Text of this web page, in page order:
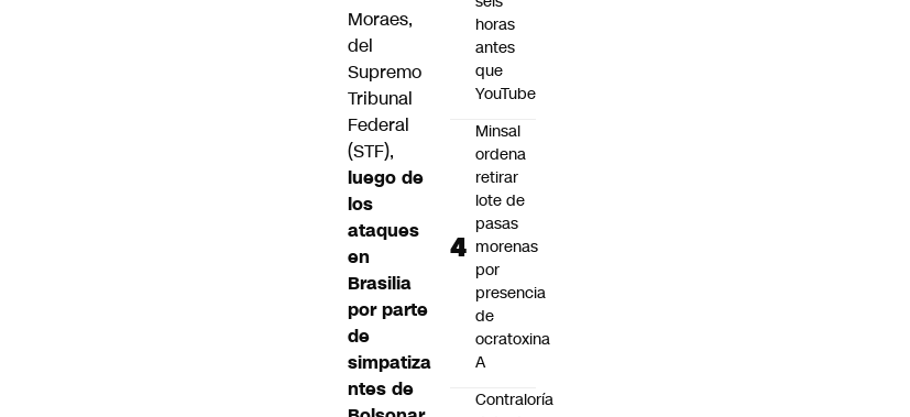
Moraes,
del
Supremo
Tribunal
Federal
(STF),
luego de
los
ataques
en
Brasilia
por parte
de
simpatiza
ntes de
horas
antes
que
YouTube
Minsal
ordena
retirar
lote de
pasas
morenas
por
presencia
de
ocratoxina
A
Contraloría